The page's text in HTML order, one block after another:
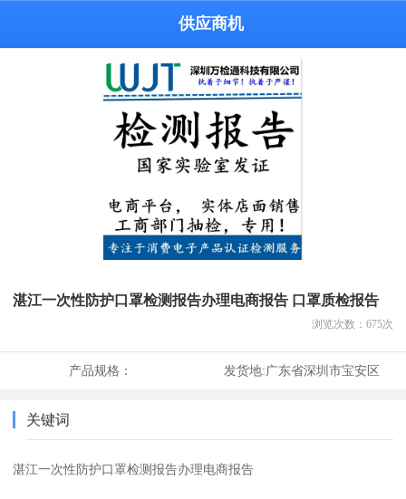
供应商机
湛江一次性防护口罩检测报告办理电商报告 口罩质检报告
浏览次数： 675次
产品规格： 发货地:广东省深圳市宝安区
关键词
湛江一次性防护口罩检测报告办理电商报告